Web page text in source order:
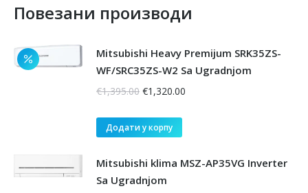
Повезани производи
Mitsubishi Heavy Premijum SRK35ZS-
WF/SRC35ZS-W2 Sa Ugradnjom
€1,395.00 Оригинална
је
€1,395.00.
€1,320.00
Додати у корпу
Mitsubishi klima MSZ-AP35VG Inverter
Sa Ugradnjom